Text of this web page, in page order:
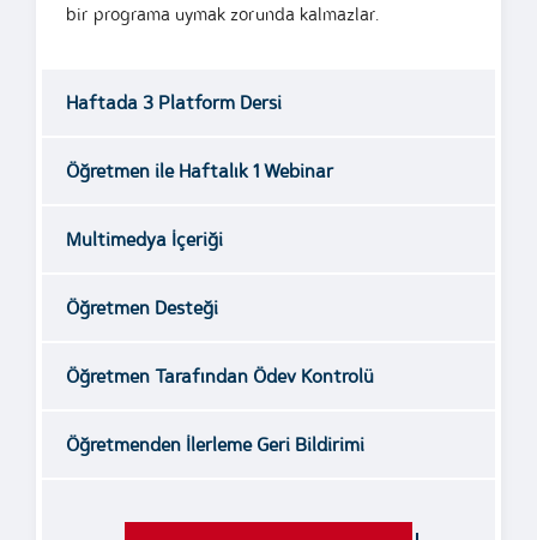
bir programa uymak zorunda kalmazlar.
Haftada 3 Platform Dersi
Öğretmen ile Haftalık 1 Webinar
Multimedya İçeriği
Öğretmen Desteği
Öğretmen Tarafından Ödev Kontrolü
Öğretmenden İlerleme Geri Bildirimi